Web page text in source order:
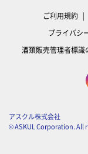
ご利用規約
プライバシ
酒類販売管理者標識
アスクル株式会社
© ASKUL Corporation. All